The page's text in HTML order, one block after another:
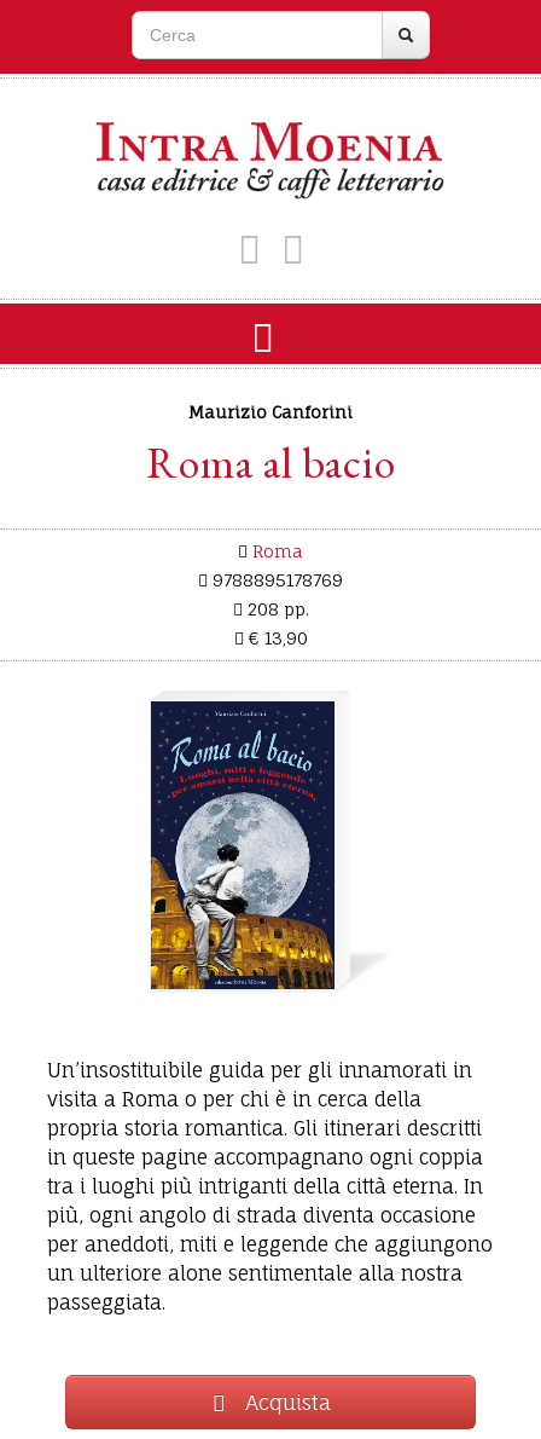
Maurizio Canforini
Roma al bacio
Roma
9788895178769
208 pp.
€ 13,90
Un’insostituibile guida per gli innamorati in
visita a Roma o per chi è in cerca della
propria storia romantica. Gli itinerari descritti
in queste pagine accompagnano ogni coppia
tra i luoghi più intriganti della città eterna. In
più, ogni angolo di strada diventa occasione
per aneddoti, miti e leggende che aggiungono
un ulteriore alone sentimentale alla nostra
passeggiata.
Acquista